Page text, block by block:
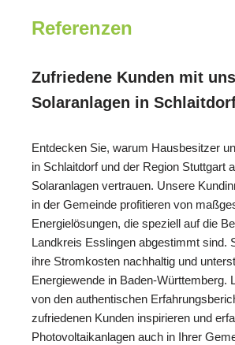
Referenzen
Zufriedene Kunden mit
Solaranlagen in
Entdecken Sie, warum Hausbesitzer
in Schlaitdorf und der Region Stuttgart
Solaranlagen vertrauen. Unsere
in der Gemeinde profitieren von
Energielösungen, die speziell auf die
Landkreis Esslingen abgestimmt sind.
ihre Stromkosten nachhaltig und
Energiewende in Baden-Württemberg.
von den authentischen
zufriedenen Kunden inspirieren und
Photovoltaikanlagen auch in Ihrer